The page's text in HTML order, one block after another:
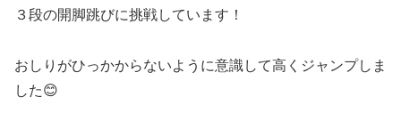
３段の開脚跳びに挑戦しています！
おしりがひっかからないように意識して高くジャンプしま
した😊